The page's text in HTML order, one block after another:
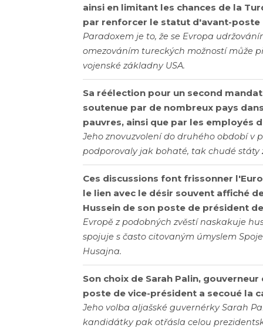
ainsi en limitant les chances de la
par renforcer le statut d'avant-poste
Paradoxem je to, že se Evropa
omezováním tureckých možností může
vojenské základny USA.
Sa réélection pour un second
soutenue par de nombreux pays
pauvres, ainsi que par les employés
Jeho znovuzvolení do druhého období v
podporovaly jak bohaté, tak chudé státy
Ces discussions font frissonner
le lien avec le désir souvent affiché
Hussein de son poste de président
Evropě z podobných zvěstí naskakuje
spojuje s často citovaným úmyslem
Husajna.
Son choix de Sarah Palin,
poste de vice-président a secoué la
Jeho volba aljašské guvernérky Sarah
kandidátky pak otřásla celou